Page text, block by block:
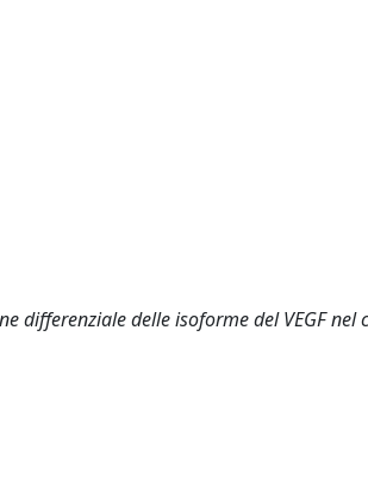
differenziale delle isoforme del VEGF